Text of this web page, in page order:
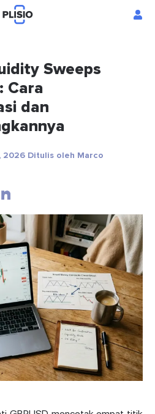
Sweeps
Cara
dan
2026 Ditulis oleh Marco